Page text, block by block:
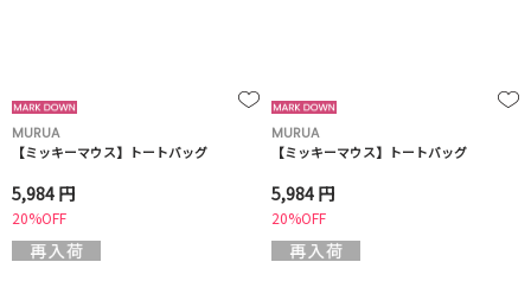
MURUA
【ミッキーマウス】トートバッグ
5,984 円
20%OFF
MURUA
【ミッキーマウス】トートバッグ
5,984 円
20%OFF